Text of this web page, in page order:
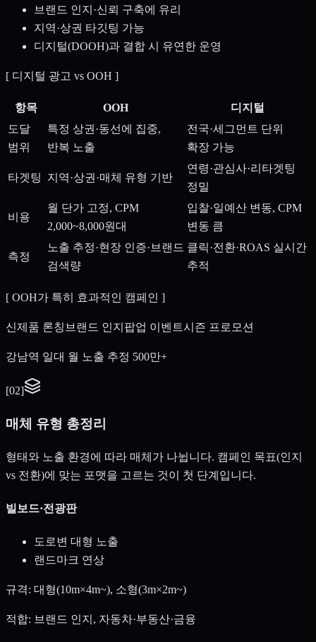
브랜드 인지·신뢰 구축에 유리
지역·상권 타깃팅 가능
디지털(DOOH)과 결합 시 유연한 운영
[ 디지털 광고 vs OOH ]
항목 OOH
디지털
도달
범위
특정 상권·동선에 집중,
반복 노출
전국·세그먼트 단위
확장 가능
타겟팅 지역·상권·매체 유형 기반
연령·관심사·리타겟팅
정밀
비용
월 단가 고정, CPM
2,000~8,000원대
입찰·일예산 변동, CPM
변동 큼
측정
노출 추정·현장 인증·브랜드
검색량
클릭·전환·ROAS 실시간
추적
[ OOH가 특히 효과적인 캠페인 ]
신제품 론칭 브랜드 인지 팝업 이벤트시즌 프로모션
강남역 일대 월 노출 추정 500만+
[02]
매체 유형 총정리
형태와 노출 환경에 따라 매체가 나뉩니다. 캠페인 목표(인지
vs 전환)에 맞는 포맷을 고르는 것이 첫 단계입니다.
빌보드·전광판
도로변 대형 노출
랜드마크 연상
규격: 대형(10m×4m~), 소형(3m×2m~)
적합: 브랜드 인지, 자동차·부동산·금융